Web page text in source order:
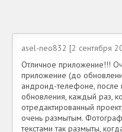
asel-neo832 [2 сентября
Отличное приложение!!!
приложение (до
андроид-телефоне, после
обновления, каждый раз,
отредактированный
очень размытым.
текстами так размыты,